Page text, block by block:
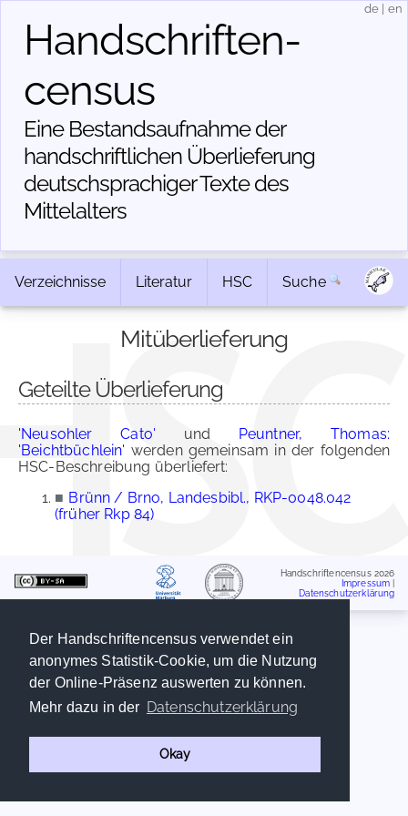
Der Handschriftencensus verwendet ein
anonymes Statistik-Cookie, um die Nutzung
der Online-Präsenz auswerten zu können.
Mehr dazu in der Datenschutzerklärung
Okay
Handschriften­
census
Eine Bestandsaufnahme der
handschriftlichen Über­lieferung
deutschsprachiger Texte des
Mittelalters
de en
Verzeichnisse Literatur HSC Suche
Mitüberlieferung
Geteilte Überlieferung
'Neusohler Cato' und Peuntner, Thomas:
'Beichtbüchlein' werden gemeinsam in der folgenden
HSC-Beschreibung überliefert:
■ Brünn / Brno, Landesbibl., RKP-0048.042
(früher Rkp 84)
Handschriftencensus 2026
Impressum
Datenschutzerklärung